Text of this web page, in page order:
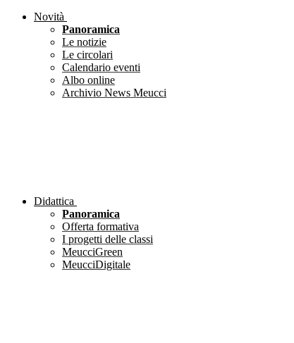
Novità
Panoramica
Le notizie
Le circolari
Calendario eventi
Albo online
Archivio News Meucci
Didattica
Panoramica
Offerta formativa
I progetti delle classi
MeucciGreen
MeucciDigitale